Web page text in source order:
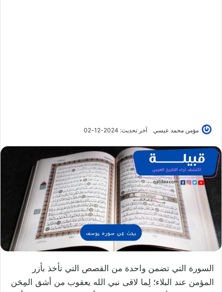
مؤمن محمد عيسي آخر تحديث: 2024-12-02
السورة التي تضمن واحدة من القصص التي تأخذ بأزر
المؤمن عند البلاء؛ لِما لاقى نبي الله يعقوب من أشق المِحَن